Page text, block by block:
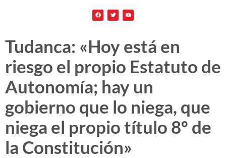
Tudanca: «Hoy está en
riesgo el propio Estatuto de
Autonomía; hay un
gobierno que lo niega, que
niega el propio título 8º de
la Constitución»